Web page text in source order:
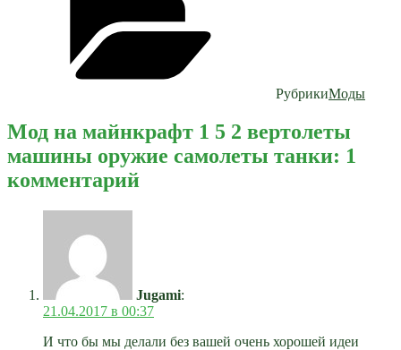
РубрикиМоды
Мод на майнкрафт 1 5 2 вертолеты
машины оружие самолеты танки: 1
комментарий
Jugami:
21.04.2017 в 00:37
И что бы мы делали без вашей очень хорошей идеи